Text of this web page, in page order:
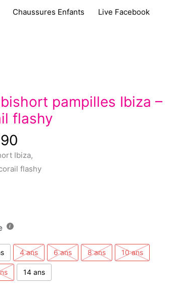
Chaussures Enfants Live Facebook
pampilles Ibiza –
flashy
Ibiza,
flashy
4 ans 6 ans 8 ans 10 ans
14 ans